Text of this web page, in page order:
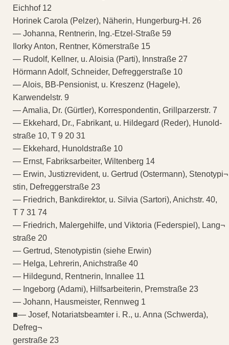
Eichhof 12
Horinek Carola (Pelzer), Näherin, Hungerburg-H. 26
— Johanna, Rentnerin, Ing.-Etzel-Straße 59
Ilorky Anton, Rentner, Kömerstraße 15
— Rudolf, Kellner, u. Aloisia (Parti), Innstraße 27
Hörmann Adolf, Schneider, Defreggerstraße 10
— Alois, BB-Pensionist, u. Kreszenz (Hagele),
Karwendelstr. 9
— Amalia, Dr. (Gürtler), Korrespondentin, Grillparzerstr. 7
— Ekkehard, Dr., Fabrikant, u. Hildegard (Reder), Hunold-
straße 10, T 9 20 31
— Ekkehard, Hunoldstraße 10
— Ernst, Fabriksarbeiter, Wiltenberg 14
— Erwin, Justizrevident, u. Gertrud (Ostermann), Stenotypi¬
stin, Defreggerstraße 23
— Friedrich, Bankdirektor, u. Silvia (Sartori), Anichstr. 40,
T 7 31 74
— Friedrich, Malergehilfe, und Viktoria (Federspiel), Lang¬
straße 20
— Gertrud, Stenotypistin (siehe Erwin)
— Helga, Lehrerin, Anichstraße 40
— Hildegund, Rentnerin, Innallee 11
— Ingeborg (Adami), Hilfsarbeiterin, Premstraße 23
— Johann, Hausmeister, Rennweg 1
■— Josef, Notariatsbeamter i. R., u. Anna (Schwerda),
Defreg¬
gerstraße 23